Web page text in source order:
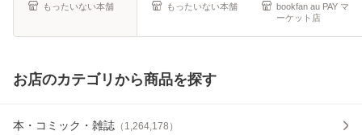
もったいない本舗 もったいない本舗
bookfan au PAY マ
ーケット店
お店のカテゴリから商品を探す
本・コミック・雑誌 （ 1,264,178 ）